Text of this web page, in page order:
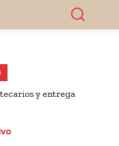
y entrega